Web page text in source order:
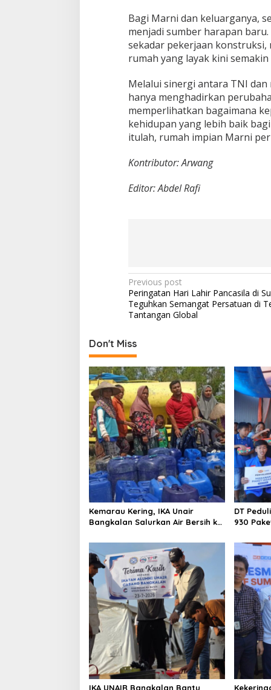
Bagi Marni dan keluarganya,
menjadi sumber harapan
sekadar pekerjaan
rumah yang layak kini
Melalui sinergi antara TNI
hanya menghadirkan
memperlihatkan bagaimana
kehidupan yang lebih baik
itulah, rumah impian Marni
Kontributor: Arwang
Editor: Abdel Rafi
P
o
s
n
a
v
i
g
a
t
i
o
n
Previous post
Peringatan Hari Lahir Pancasila di
Teguhkan Semangat Persatuan di
Tantangan Global
Don't Miss
Kemarau Kering, IKA Unair
Bangkalan Salurkan Air Bersih ke
DT
930
IKA UNAIR Bangkalan Bantu